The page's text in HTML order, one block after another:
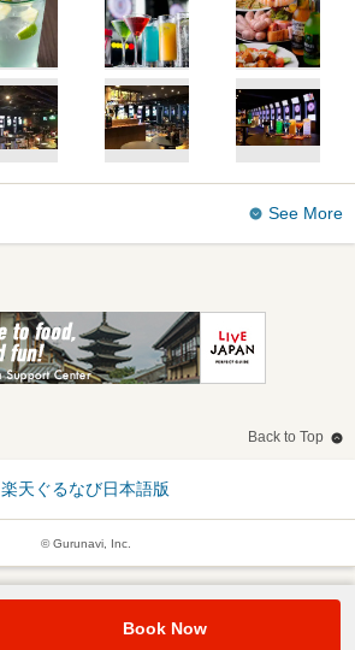
See More
Back to Top
楽天ぐるなび日本語版
© Gurunavi, Inc.
Book Now